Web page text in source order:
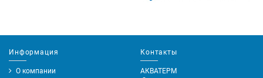
Информация
О компании
Контакты
АКВАТЕРМ